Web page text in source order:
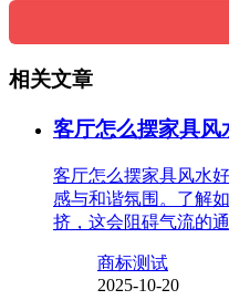
相关文章
客厅怎么摆家具风
客厅怎么摆家具风水
感与和谐氛围。了解
挤，这会阻碍气流的
商标测试
2025-10-20